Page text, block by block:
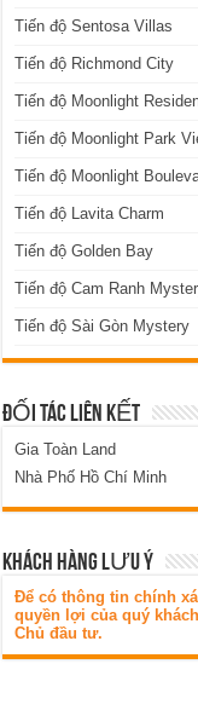
Tiến độ Sentosa Villas
Tiến độ Richmond City
Tiến độ Moonlight
Tiến độ Moonlight Park
Tiến độ Moonlight
Tiến độ Lavita Charm
Tiến độ Golden Bay
Tiến độ Cam Ranh
Tiến độ Sài Gòn Mystery
ĐỐI TÁC LIÊN KẾT
Gia Toàn Land
Nhà Phố Hồ Chí Minh
KHÁCH HÀNG LƯU Ý
Để có thông tin chính
quyền lợi của quý
Chủ đầu tư.